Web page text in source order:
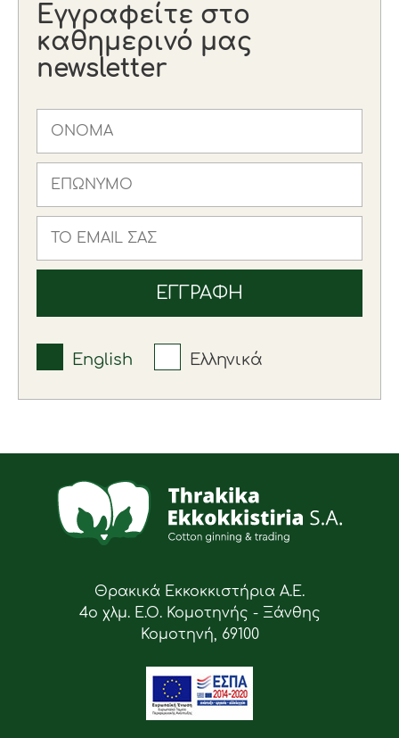
Εγγραφείτε στο
καθημερινό μας
newsletter
English Ελληνικά
Θρακικά Εκκοκκιστήρια Α.Ε.
4ο χλμ. Ε.Ο. Κομοτηνής - Ξάνθης
Κομοτηνή, 69100